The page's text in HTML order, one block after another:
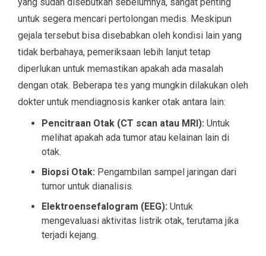
untuk segera mencari pertolongan medis. Meskipun
gejala tersebut bisa disebabkan oleh kondisi lain yang
tidak berbahaya, pemeriksaan lebih lanjut tetap
diperlukan untuk memastikan apakah ada masalah
dengan otak. Beberapa tes yang mungkin dilakukan oleh
dokter untuk mendiagnosis kanker otak antara lain:
Pencitraan Otak (CT scan atau MRI): Untuk
melihat apakah ada tumor atau kelainan lain di
otak.
Biopsi Otak: Pengambilan sampel jaringan dari
tumor untuk dianalisis.
Elektroensefalogram (EEG): Untuk
mengevaluasi aktivitas listrik otak, terutama jika
terjadi kejang.